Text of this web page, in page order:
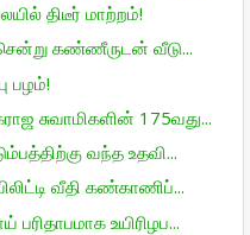
திடீர் மாற்றம்!
சென்று கண்ணீருடன் வீடு...
பழம்!
சுவாமிகளின் 175வது...
வந்த உதவி...
வீதி கண்காணிப்...
உயிரிழப...